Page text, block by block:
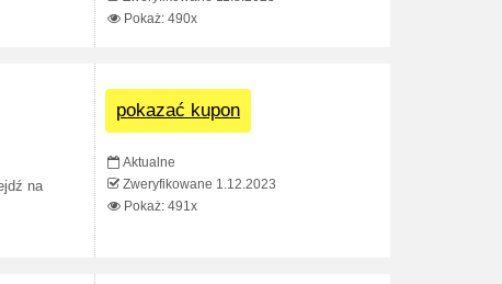
Pokaż: 490x
na
pokazać kupon
Aktualne
Zweryfikowane 1.12.2023
Pokaż: 491x